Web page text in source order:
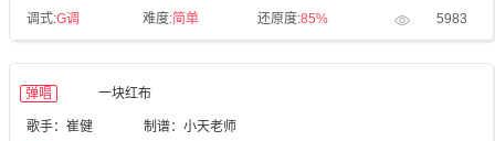
调式:G调 难度:简单 还原度:85% 5983
弹唱 一块红布
歌手：崔健 制谱：小天老师